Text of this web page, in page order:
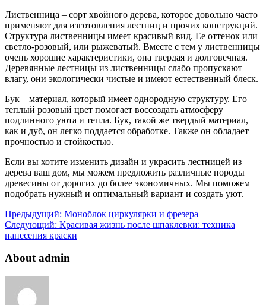
Лиственница – сорт хвойного дерева, которое довольно часто
применяют для изготовления лестниц и прочих конструкций.
Структура лиственницы имеет красивый вид. Ее оттенок или
светло-розовый, или рыжеватый. Вместе с тем у лиственницы
очень хорошие характеристики, она твердая и долговечная.
Деревянные лестницы из лиственницы слабо пропускают
влагу, они экологически чистые и имеют естественный блеск.
Бук – материал, который имеет однородную структуру. Его
теплый розовый цвет помогает воссоздать атмосферу
подлинного уюта и тепла. Бук, такой же твердый материал,
как и дуб, он легко поддается обработке. Также он обладает
прочностью и стойкостью.
Если вы хотите изменить дизайн и украсить лестницей из
дерева ваш дом, мы можем предложить различные породы
древесины от дорогих до более экономичных. Мы поможем
подобрать нужный и оптимальный вариант и создать уют.
Предыдущий: Моноблок циркулярки и фрезера
Следующий: Красивая жизнь после шпаклевки: техника
нанесения краски
About admin